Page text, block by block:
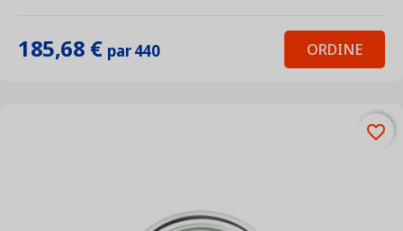
185,68 € par 440 ORDINE
favorite_border